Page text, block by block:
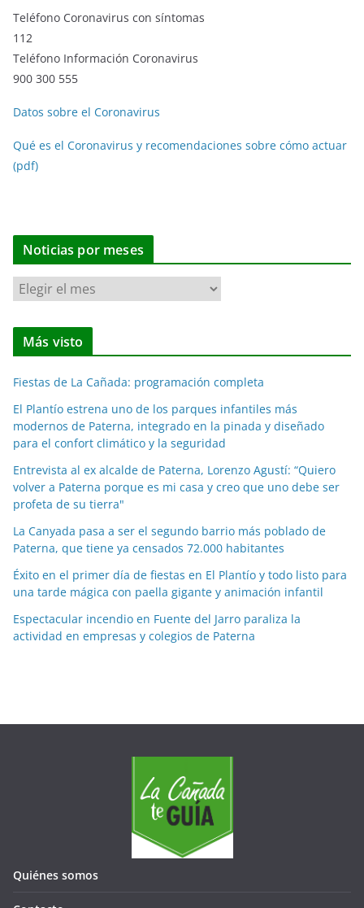
Teléfono Coronavirus con síntomas
112
Teléfono Información Coronavirus
900 300 555
Datos sobre el Coronavirus
Qué es el Coronavirus y recomendaciones sobre cómo actuar
(pdf)
Noticias por meses
N
t
i
a
s
p
o
r
m
e
s
e
s
Más visto
Fiestas de La Cañada: programación completa
El Plantío estrena uno de los parques infantiles más
modernos de Paterna, integrado en la pinada y diseñado
para el confort climático y la seguridad
Entrevista al ex alcalde de Paterna, Lorenzo Agustí: “Quiero
volver a Paterna porque es mi casa y creo que uno debe ser
profeta de su tierra"
La Canyada pasa a ser el segundo barrio más poblado de
Paterna, que tiene ya censados 72.000 habitantes
Éxito en el primer día de fiestas en El Plantío y todo listo para
una tarde mágica con paella gigante y animación infantil
Espectacular incendio en Fuente del Jarro paraliza la
actividad en empresas y colegios de Paterna
Quiénes somos